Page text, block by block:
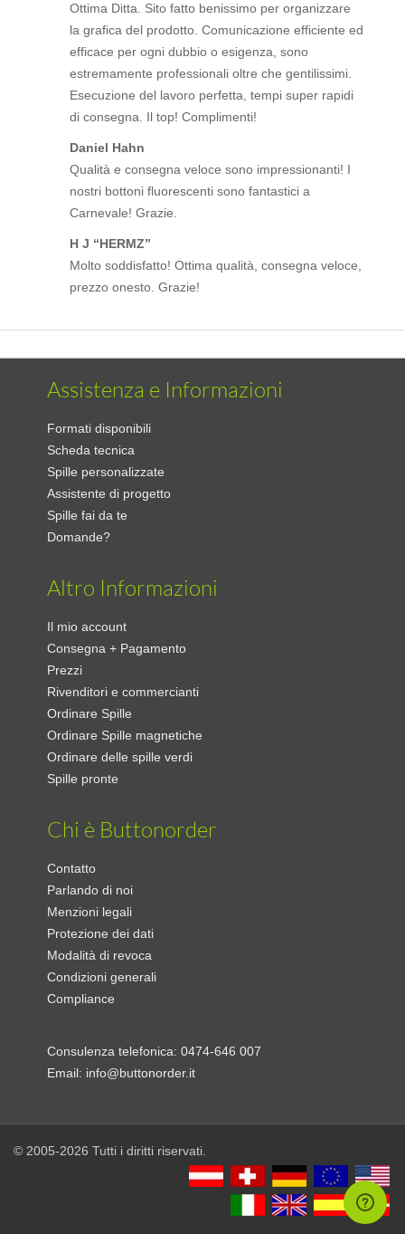
Ottima Ditta. Sito fatto benissimo per organizzare
la grafica del prodotto. Comunicazione efficiente ed
efficace per ogni dubbio o esigenza, sono
estremamente professionali oltre che gentilissimi.
Esecuzione del lavoro perfetta, tempi super rapidi
di consegna. Il top! Complimenti!
Daniel Hahn
Qualità e consegna veloce sono impressionanti! I
nostri bottoni fluorescenti sono fantastici a
Carnevale! Grazie.
H J “HERMZ”
Molto soddisfatto! Ottima qualità, consegna veloce,
prezzo onesto. Grazie!
Assistenza e Informazioni
Formati disponibili
Scheda tecnica
Spille personalizzate
Assistente di progetto
Spille fai da te
Domande?
Altro Informazioni
Il mio account
Consegna + Pagamento
Prezzi
Rivenditori e commercianti
Ordinare Spille
Ordinare Spille magnetiche
Ordinare delle spille verdi
Spille pronte
Chi è Buttonorder
Contatto
Parlando di noi
Menzioni legali
Protezione dei dati
Modalità di revoca
Condizioni generali
Compliance
Consulenza telefonica:0474-646 007
Email: info@buttonorder.it
© 2005-2026 Tutti i diritti riservati.